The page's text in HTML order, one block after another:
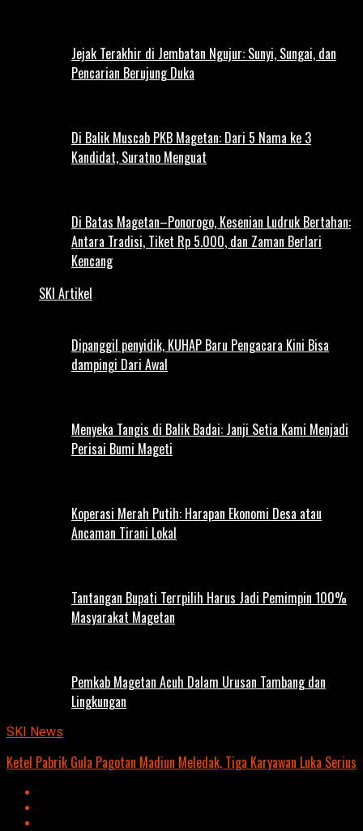
Jejak Terakhir di Jembatan Ngujur: Sunyi, Sungai, dan
Pencarian Berujung Duka
Di Balik Muscab PKB Magetan: Dari 5 Nama ke 3
Kandidat, Suratno Menguat
Di Batas Magetan–Ponorogo, Kesenian Ludruk Bertahan:
Antara Tradisi, Tiket Rp 5.000, dan Zaman Berlari
Kencang
SKI Artikel
Dipanggil penyidik, KUHAP Baru Pengacara Kini Bisa
dampingi Dari Awal
Menyeka Tangis di Balik Badai: Janji Setia Kami Menjadi
Perisai Bumi Mageti
Koperasi Merah Putih: Harapan Ekonomi Desa atau
Ancaman Tirani Lokal
Tantangan Bupati Terrpilih Harus Jadi Pemimpin 100%
Masyarakat Magetan
Pemkab Magetan Acuh Dalam Urusan Tambang dan
Lingkungan
SKI News
Ketel Pabrik Gula Pagotan Madiun Meledak, Tiga Karyawan Luka Serius